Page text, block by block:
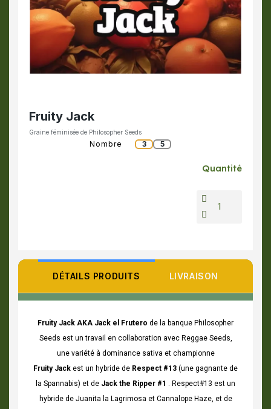
Fruity Jack
Graine féminisée de Philosopher Seeds
Nombre 3 5
Quantité
DÉTAILS PRODUITS LIVRAISON
Fruity Jack AKA Jack el Frutero de la banque Philosopher
Seeds est un travail en collaboration avec Reggae Seeds,
une variété à dominance sativa et championne
Fruity Jack est un hybride de Respect #13 (une gagnante de
la Spannabis) et de Jack the Ripper #1 . Respect#13 est un
hybride de Juanita la Lagrimosa et Cannalope Haze, et de